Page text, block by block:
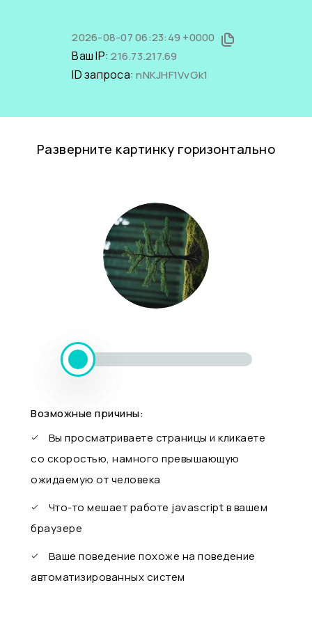
2026-08-07 06:23:49 +0000
Ваш IP:216.73.217.69
ID запроса:nNKJHF1VvGk1
Разверните картинку горизонтально
Возможные причины:
Вы просматриваете страницы и кликаете
со скоростью, намного превышающую
ожидаемую от человека
Что-то мешает работе javascript в вашем
браузере
Ваше поведение похоже на поведение
автоматизированных систем